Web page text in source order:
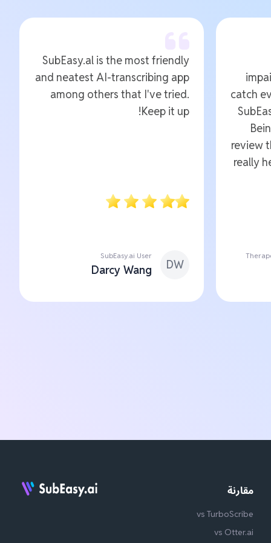
catch
review
really
SubEasy.al is the most friendly
and neatest AI-transcribing app
among others that I've tried.
Keep it up!
DW
SubEasy.ai User
Darcy Wang
مقارنة
vs TurboScribe
vs Otter.ai